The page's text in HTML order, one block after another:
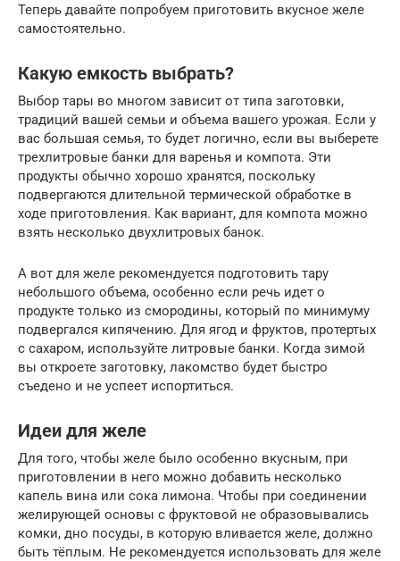
Теперь давайте попробуем приготовить вкусное желе
самостоятельно.
Какую емкость выбрать?
Выбор тары во многом зависит от типа заготовки,
традиций вашей семьи и объема вашего урожая. Если у
вас большая семья, то будет логично, если вы выберете
трехлитровые банки для варенья и компота. Эти
продукты обычно хорошо хранятся, поскольку
подвергаются длительной термической обработке в
ходе приготовления. Как вариант, для компота можно
взять несколько двухлитровых банок.
А вот для желе рекомендуется подготовить тару
небольшого объема, особенно если речь идет о
продукте только из смородины, который по минимуму
подвергался кипячению. Для ягод и фруктов, протертых
с сахаром, используйте литровые банки. Когда зимой
вы откроете заготовку, лакомство будет быстро
съедено и не успеет испортиться.
Идеи для желе
Для того, чтобы желе было особенно вкусным, при
приготовлении в него можно добавить несколько
капель вина или сока лимона. Чтобы при соединении
желирующей основы с фруктовой не образовывались
комки, дно посуды, в которую вливается желе, должно
быть тёплым. Не рекомендуется использовать для желе